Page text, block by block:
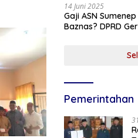
14 Juni 2025
Gaji ASN
Baznas? DPRD
Pemerintahan